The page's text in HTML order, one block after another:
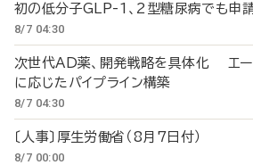
初の低分子GLP-1、2型糖尿病でも申
8/7 04:30
次世代AD薬、開発戦略を具体化 エー
に応じたパイプライン構築
8/7 04:30
〔人事〕厚生労働省（8月7日付）
8/7 00:00